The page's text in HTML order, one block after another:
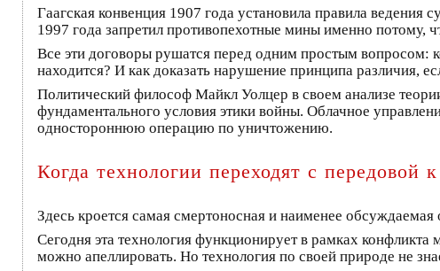
Гаагская конвенция 1907 года установила правила
1997 года запретил противопехотные мины именно потому,
Все эти договоры рушатся перед одним простым вопросом:
находится? И как доказать нарушение принципа различия,
Политический философ Майкл Уолцер в своем анализе
фундаментального условия этики войны. Облачное
одностороннюю операцию по уничтожению.
Когда технологии переходят с передовой
Здесь кроется самая смертоносная и наименее обсуждаемая
Сегодня эта технология функционирует в рамках
можно апеллировать. Но технология по своей природе не